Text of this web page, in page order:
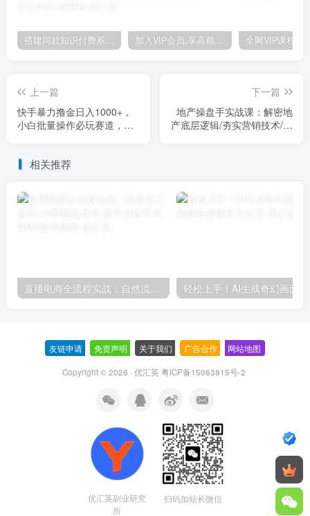
搭建同款知识付费系统网站，自己做站长挣钱，日入1000+很轻松 加入VIP会员,享高额的推广提成
上一篇
快手暴力撸金日入1000+，
小白批量操作必玩赛道，从0
下一篇
地产操盘手实战课：解密地
产底层逻辑/夯实营销技术/提
相关推荐
直播电商全流程实战：自然流三板斧+付费投放优化,多平台起号与GMV提升指南
友链申请 免责声明 关于我们 广告合作 网站地图
Copyright © 2026 · 优汇英粤ICP备15063815号-2
优汇英副业研究
所
扫码加站长微信